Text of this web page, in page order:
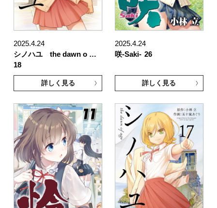
2025.4.24
シノハユ the dawn o …
18
詳しく見る
2025.4.24
咲-Saki- 26
詳しく見る